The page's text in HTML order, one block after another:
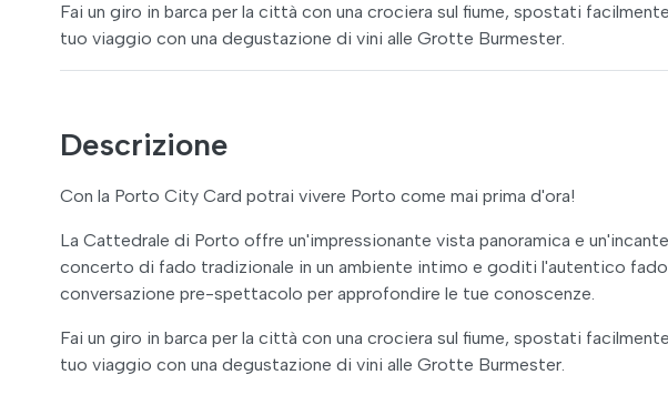
Fai un giro in barca per la città con una crociera sul fiume, spostati
tuo viaggio con una degustazione di vini alle Grotte Burmester.
Descrizione
Con la Porto City Card potrai vivere Porto come mai prima d'ora!
La Cattedrale di Porto offre un'impressionante vista panoramica e
concerto di fado tradizionale in un ambiente intimo e goditi l'autentico
conversazione pre-spettacolo per approfondire le tue conoscenze.
Fai un giro in barca per la città con una crociera sul fiume, spostati
tuo viaggio con una degustazione di vini alle Grotte Burmester.